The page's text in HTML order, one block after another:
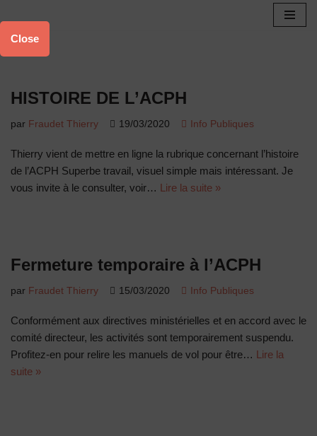
Aller
au
HISTOIRE DE L’ACPH
par Fraudet Thierry 19/03/2020 Info Publiques
Thierry vient de mettre en ligne la rubrique concernant l’histoire
de l’ACPH Superbe travail, visuel simple mais intéressant. Je
vous invite à le consulter, voir… Lire la suite »
Fermeture temporaire à l’ACPH
par Fraudet Thierry 15/03/2020 Info Publiques
Conformément aux directives ministérielles et en accord avec le
comité directeur, les activités sont temporairement suspendu.
Profitez-en pour relire les manuels de vol pour être… Lire la
suite »
Close